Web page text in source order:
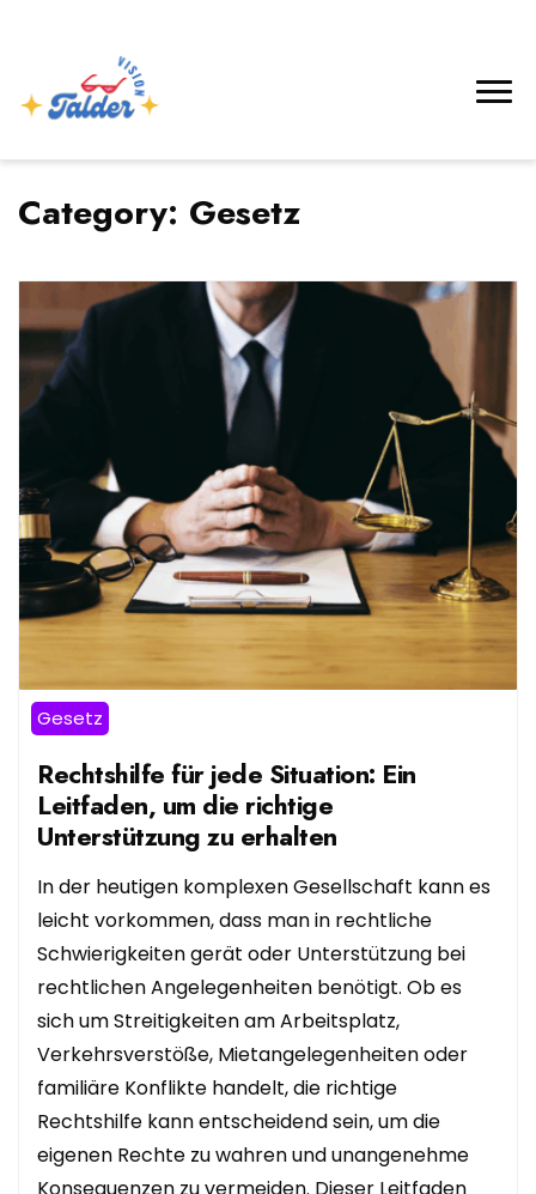
Category: Gesetz
Gesetz
Rechtshilfe für jede Situation: Ein
Leitfaden, um die richtige
Unterstützung zu erhalten
In der heutigen komplexen Gesellschaft kann es
leicht vorkommen, dass man in rechtliche
Schwierigkeiten gerät oder Unterstützung bei
rechtlichen Angelegenheiten benötigt. Ob es
sich um Streitigkeiten am Arbeitsplatz,
Verkehrsverstöße, Mietangelegenheiten oder
familiäre Konflikte handelt, die richtige
Rechtshilfe kann entscheidend sein, um die
eigenen Rechte zu wahren und unangenehme